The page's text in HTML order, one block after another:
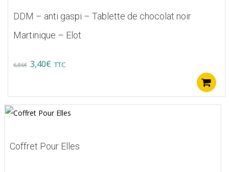
DDM – anti gaspi – Tablette de chocolat noir
Martinique – Elot
6,86€ Original
was:
6,86€.
3,40€ Current
is:
3,40€.
TTC
Coffret Pour Elles